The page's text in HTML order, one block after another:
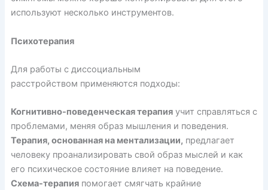
используют несколько инструментов.
Психотерапия
Для работы с диссоциальным
расстройством применяются подходы:
Когнитивно-поведенческая терапияучит справляться с
проблемами, меняя образ мышления и поведения.
Терапия, основанная на ментализации, предлагает
человеку проанализировать свой образ мыслей и как
его психическое состояние влияет на поведение.
Схема-терапияпомогает смягчать крайние